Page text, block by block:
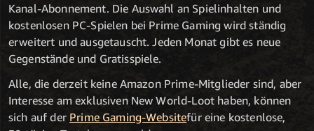
Kanal-Abonnement. Die Auswahl an Spielinhalten und
kostenlosen PC-Spielen bei Prime Gaming wird ständig
erweitert und ausgetauscht. Jeden Monat gibt es neue
Gegenstände und Gratisspiele.
Alle, die derzeit keine Amazon Prime-Mitglieder sind, aber
Interesse am exklusiven New World-Loot haben, können
sich auf der Prime Gaming-Websitefür eine kostenlose,